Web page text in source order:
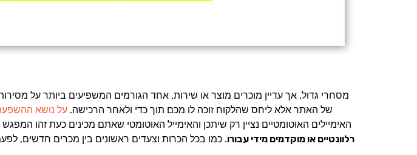
לא ל-ux של האתר אלא ליחס שהלקוח זוכה לו מכם תוך כדי ולאחר הרכישה. על נושא
האימיילים האוטומטיים נציין רק שיתכן והאימייל האוטומטי שאתם מכינים כעת זהו
רלוונטיים או מוקדמים מידי עבורו. כמו בכל הכרות וצעדים ראשונים בין מכרים חדשים,